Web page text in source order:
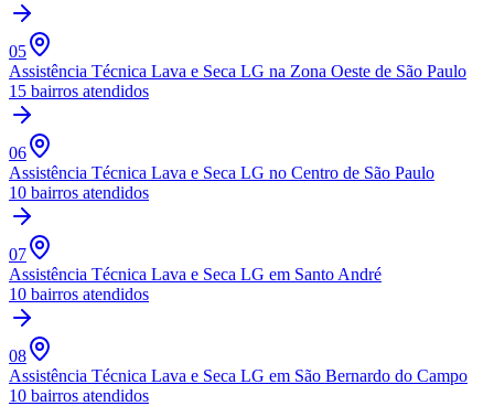
05
Assistência Técnica Lava e Seca LG na Zona Oeste de São Paulo
15 bairros atendidos
06
Assistência Técnica Lava e Seca LG no Centro de São Paulo
10 bairros atendidos
07
Assistência Técnica Lava e Seca LG em Santo André
10 bairros atendidos
08
Assistência Técnica Lava e Seca LG em São Bernardo do Campo
10 bairros atendidos